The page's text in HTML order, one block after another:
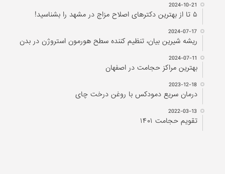
2024-10-21
۵ تا از بهترین دکتر‌های اصلاح مزاج در مشهد را بشناسید!
2024-07-17
ریشه شیرین بیان، تنظیم کننده سطح هورمون استروژن در بدن
2024-07-11
بهترین مراکز حجامت در اصفهان
2023-12-18
درمان سریع دمودکس با روغن درخت چای
2022-03-13
تقویم حجامت ۱۴۰۱